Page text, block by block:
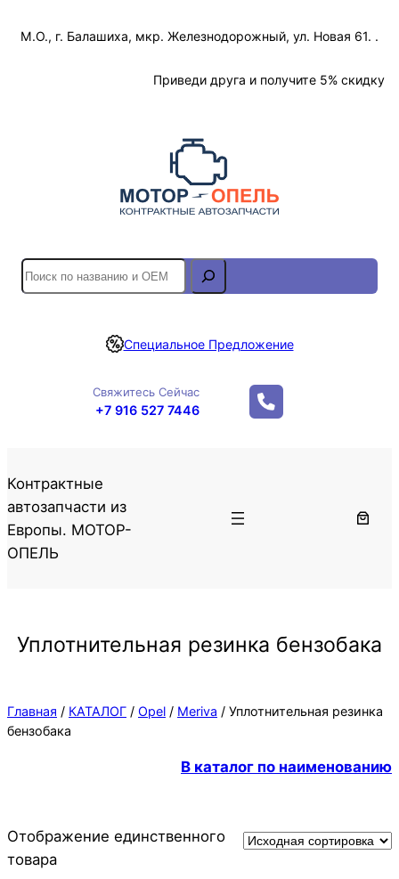
М.О., г. Балашиха, мкр. Железнодорожный, ул. Новая 61. .
Приведи друга и получите 5% скидку
S
e
r
Специальное Предложение
Свяжитесь Сейчас
+7 916 527 7446
Контрактные
автозапчасти из
Европы. МОТОР-
ОПЕЛЬ
Уплотнительная резинка бензобака
Главная / КАТАЛОГ / Opel / Meriva / Уплотнительная резинка
бензобака
В каталог по наименованию
Отображение единственного
товара